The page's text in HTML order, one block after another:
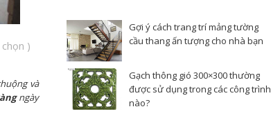
)
và
ngày
Gợi ý cách trang trí mảng tường
cầu thang ấn tượng cho nhà bạn
Gạch thông gió 300×300 thường
được sử dụng trong các công trình
nào?